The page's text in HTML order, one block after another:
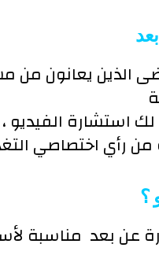
الذين يعانون من
استشارة الفيديو
رأي اختصاصي
؟
عن بعد مناسبة